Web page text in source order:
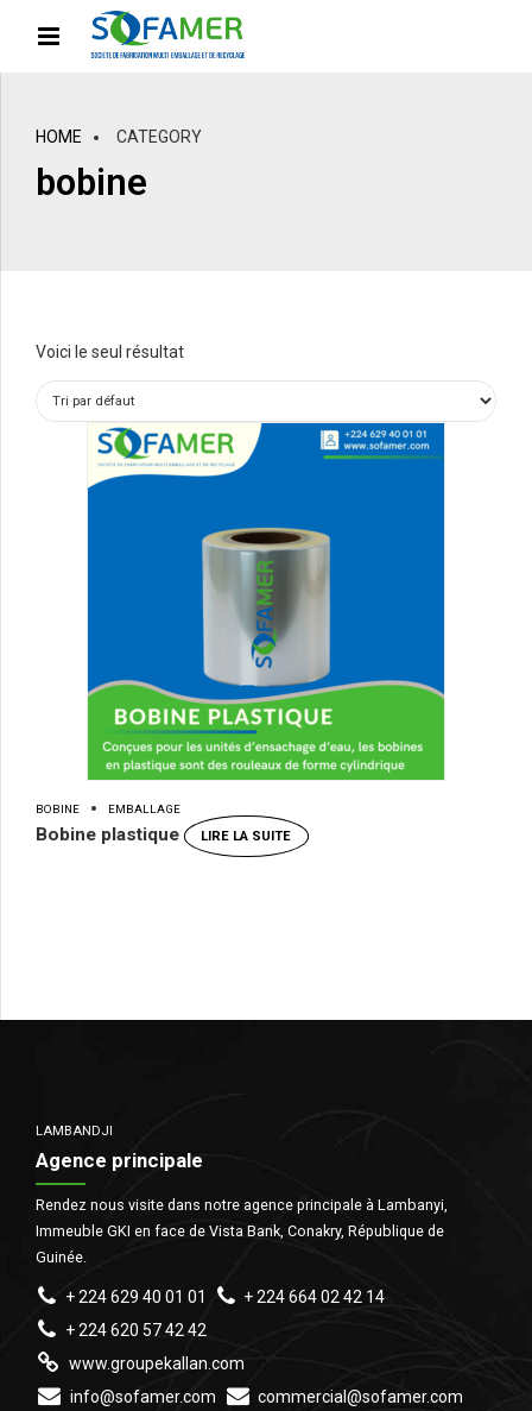
HOME CATEGORY
bobine
Voici le seul résultat
BOBINE EMBALLAGE
Bobine plastique LIRE LA SUITE
LAMBANDJI
Agence principale
Rendez nous visite dans notre agence principale à Lambanyi,
Immeuble GKI en face de Vista Bank, Conakry, République de
Guinée.
+ 224 629 40 01 01
+ 224 664 02 42 14
+ 224 620 57 42 42
www.groupekallan.com
info@sofamer.com
commercial@sofamer.com